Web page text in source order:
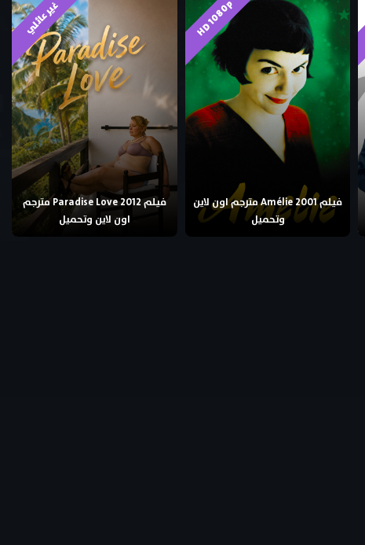
HD 1080p
فيلم Amélie 2001 مترجم اون لاين
وتحميل
غير عائلي
فيلم Paradise Love 2012 مترجم
اون لاين وتحميل